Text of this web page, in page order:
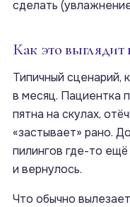
сделать
Как это выглядит
Типичный сценарий,
в месяц. Пациентка
пятна на скулах,
«застывает» рано.
пилингов где-то
и вернулось.
Что обычно